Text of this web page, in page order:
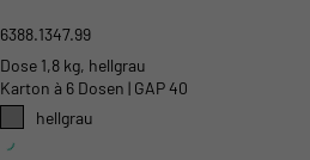
6388.1347.99
Dose 1,8 kg, hellgrau
Karton à 6 Dosen | GAP 40
hellgrau